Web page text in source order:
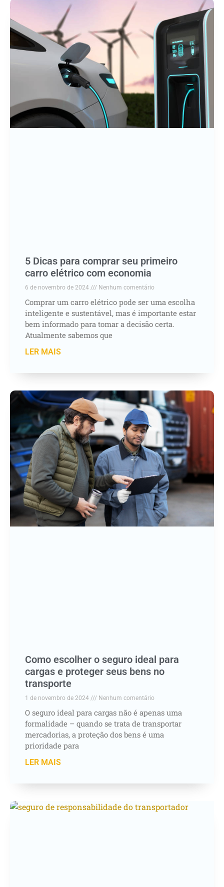
5 Dicas para comprar seu primeiro
carro elétrico com economia
6 de novembro de 2024 Nenhum comentário
Comprar um carro elétrico pode ser uma escolha
inteligente e sustentável, mas é importante estar
bem informado para tomar a decisão certa.
Atualmente sabemos que
LER MAIS
Como escolher o seguro ideal para
cargas e proteger seus bens no
transporte
1 de novembro de 2024 Nenhum comentário
O seguro ideal para cargas não é apenas uma
formalidade – quando se trata de transportar
mercadorias, a proteção dos bens é uma
prioridade para
LER MAIS